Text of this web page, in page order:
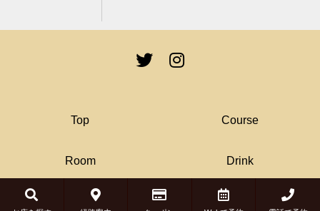
Top Course
Room Drink
© COSMIC DINER